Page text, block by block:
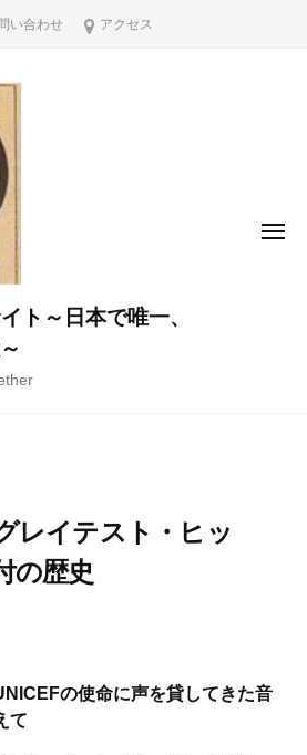
い合わせ アクセス
ト～日本で唯一、
メ
レイテスト・ヒッ
の歴史
の使命に声を貸してきた音
て